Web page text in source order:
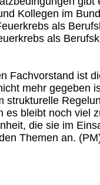
Kollegen im
als
als
Fachvorstand ist
mehr gegeben
strukturelle
es bleibt noch viel
die sie im
Themen an.